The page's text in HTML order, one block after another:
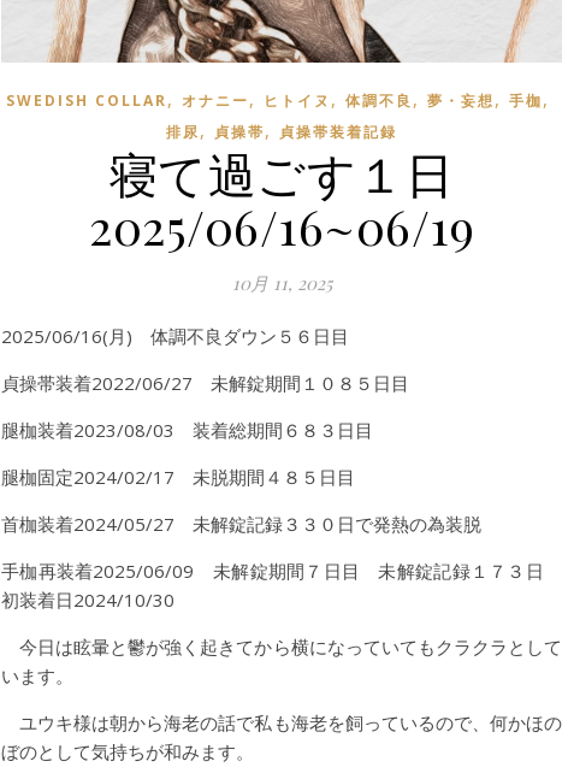
SWEDISH COLLAR, オナニー, ヒトイヌ , 体調不良 , 夢・妄想, 手枷,
排尿, 貞操帯, 貞操帯装着記録
寝て過ごす１日
2025/06/16~06/19
10月 11, 2025
2025/06/16(月) 体調不良ダウン５６日目
貞操帯装着2022/06/27 未解錠期間１０８５日目
腿枷装着2023/08/03 装着総期間６８３日目
腿枷固定2024/02/17 未脱期間４８５日目
首枷装着2024/05/27 未解錠記録３３０日で発熱の為装脱
手枷再装着2025/06/09 未解錠期間７日目 未解錠記録１７３日
初装着日2024/10/30
今日は眩暈と鬱が強く起きてから横になっていてもクラクラとして
います。
ユウキ様は朝から海老の話で私も海老を飼っているので、何かほの
ぼのとして気持ちが和みます。